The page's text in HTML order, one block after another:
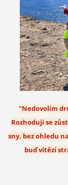
"Nedovolím
Rozhoduji se
sny, bez ohledu
buď vítězí